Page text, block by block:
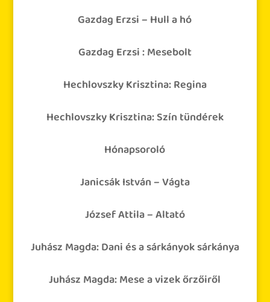
Gazdag Erzsi – Hull a hó
Gazdag Erzsi : Mesebolt
Hechlovszky Krisztina: Regina
Hechlovszky Krisztina: Szín tündérek
Hónapsoroló
Janicsák István – Vágta
József Attila – Altató
Juhász Magda: Dani és a sárkányok sárkánya
Juhász Magda: Mese a vizek őrzőiről